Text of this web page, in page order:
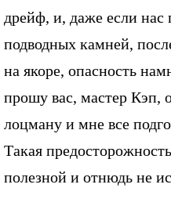
дрейф, и, даже если нас
подводных камней,
на якоре, опасность
прошу вас, мастер Кэп,
лоцману и мне все
Такая
полезной и отнюдь не